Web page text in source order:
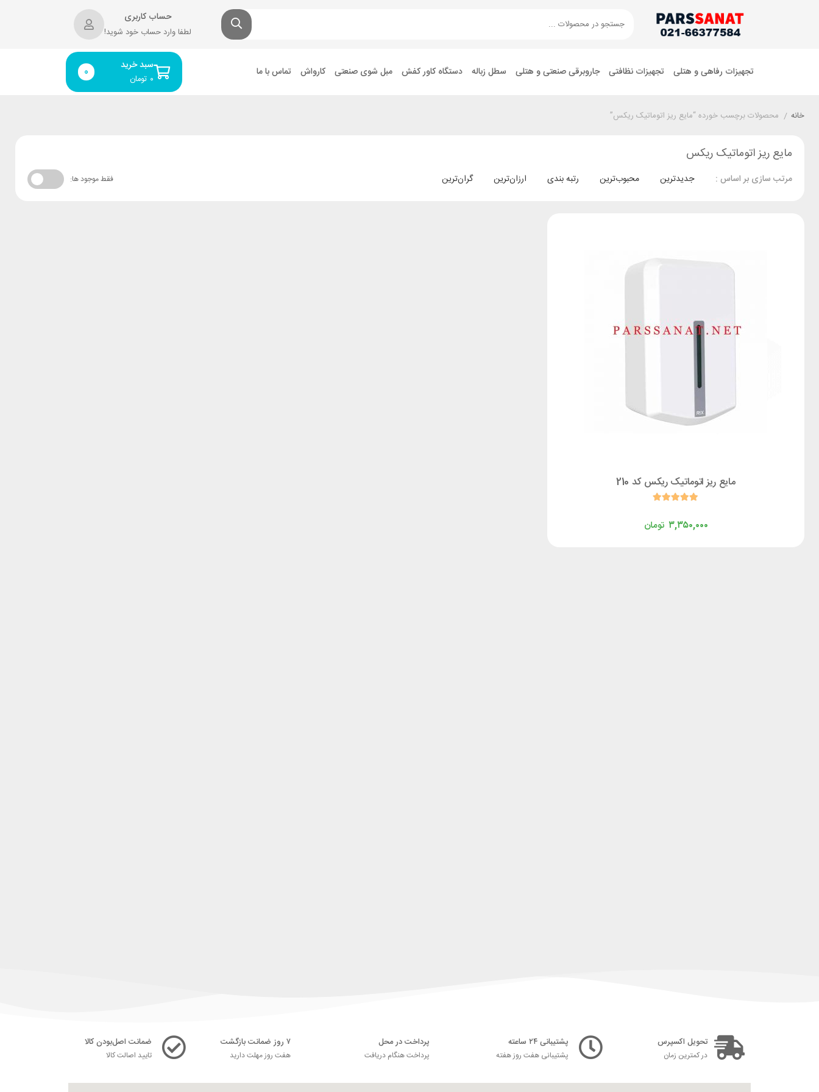
حساب کاربری
لطفا وارد حساب خود شوید!
تجهیزات رفاهی و هتلی تجهیزات نظافتی جاروبرقی صنعتی و هتلی سطل زباله دستگاه کاور کفش مبل شوی صنعتی کارواش تماس با ما سبد خرید
تومان ۰ 0
خانه / محصولات برچسب خورده “مایع ریز اتوماتیک ریکس”
مایع ریز اتوماتیک ریکس
مرتب سازی بر اساس : جدیدترین محبوب‌ترین رتبه بندی ارزان‌ترین گران‌ترین فقط موجود ها:
مایع ریز اتوماتیک ریکس کد 210
تومان ۳,۳۵۰,۰۰۰
تحویل اکسپرس
در کمترین زمان
پشتیبانی ۲۴ ساعته
پشتیبانی هفت روز هفته
پرداخت در محل
پرداخت هنگام دریافت
۷ روز ضمانت بازگشت
هفت روز مهلت دارید
ضمانت اصل‌بودن کالا
تایید اصالت کالا